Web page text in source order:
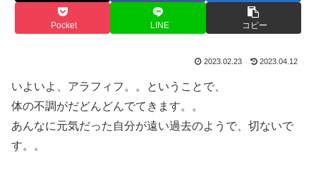
Pocket LINE コピー
2023.02.23 2023.04.12
いよいよ、アラフィフ。。ということで、
体の不調がだどんどんでてきます。。
あんなに元気だった自分が遠い過去のようで、切ないで
す。。